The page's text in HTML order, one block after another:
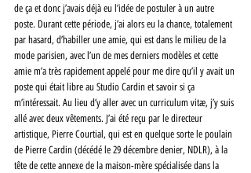
de ça et donc j’avais déjà eu l’idée de postuler à un autre
poste. Durant cette période, j’ai alors eu la chance, totalement
par hasard, d’habiller une amie, qui est dans le milieu de la
mode parisien, avec l’un de mes derniers modèles et cette
amie m’a très rapidement appelé pour me dire qu’il y avait un
poste qui était libre au Studio Cardin et savoir si ça
m’intéressait. Au lieu d’y aller avec un curriculum vitæ, j’y suis
allé avec deux vêtements. J’ai été reçu par le directeur
artistique, Pierre Courtial, qui est en quelque sorte le poulain
de Pierre Cardin (décédé le 29 décembre denier, NDLR), à la
tête de cette annexe de la maison-mère spécialisée dans la